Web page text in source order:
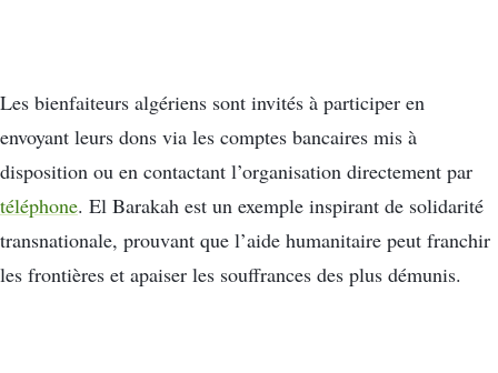
Les bienfaiteurs algériens sont invités à participer en
envoyant leurs dons via les comptes bancaires mis à
disposition ou en contactant l’organisation directement par
téléphone. El Barakah est un exemple inspirant de solidarité
transnationale, prouvant que l’aide humanitaire peut franchir
les frontières et apaiser les souffrances des plus démunis.